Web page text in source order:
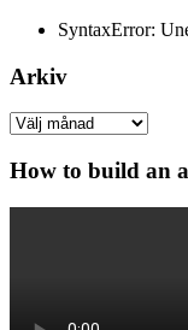
SyntaxError:
Arkiv
Arkiv
How to build an